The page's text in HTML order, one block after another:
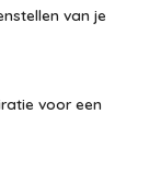
van je
voor een